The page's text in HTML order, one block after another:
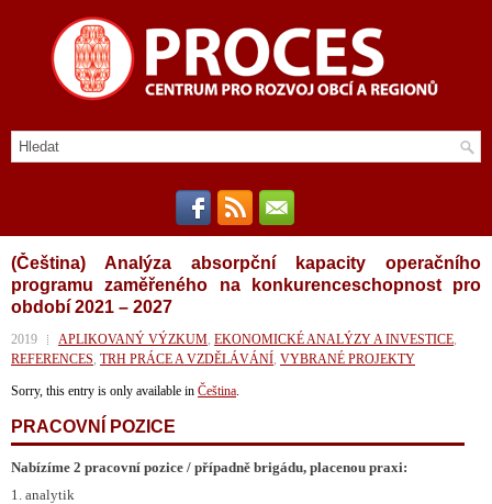
(Čeština) Analýza absorpční kapacity operačního
programu zaměřeného na konkurenceschopnost pro
období 2021 – 2027
2019 APLIKOVANÝ VÝZKUM, EKONOMICKÉ ANALÝZY A INVESTICE,
REFERENCES, TRH PRÁCE A VZDĚLÁVÁNÍ, VYBRANÉ PROJEKTY
Sorry, this entry is only available in Čeština.
PRACOVNÍ POZICE
Nabízíme 2 pracovní pozice / případně brigádu, placenou praxi:
1. analytik